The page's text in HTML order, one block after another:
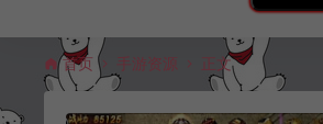
首页 手游资源 正文